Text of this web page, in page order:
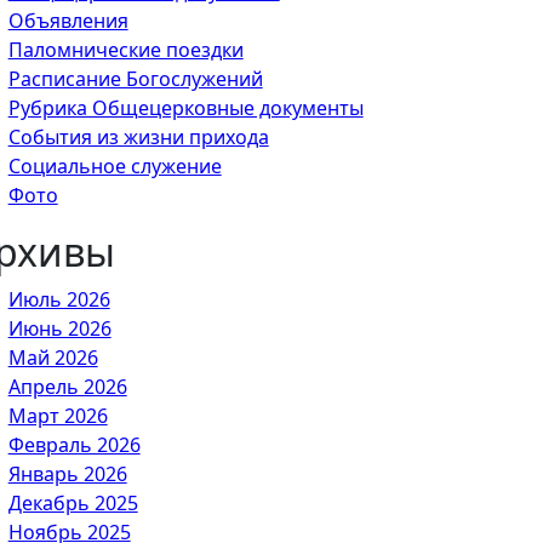
Объявления
Паломнические поездки
Расписание Богослужений
Рубрика Общецерковные документы
События из жизни прихода
Социальное служение
Фото
Июль 2026
Июнь 2026
Май 2026
Апрель 2026
Март 2026
Февраль 2026
Январь 2026
Декабрь 2025
Ноябрь 2025